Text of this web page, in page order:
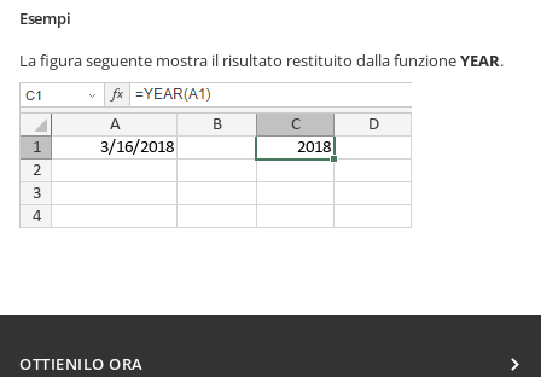
Esempi
La figura seguente mostra il risultato restituito dalla funzioneYEAR.
OTTIENILO ORA